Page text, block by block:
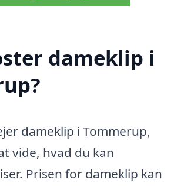
dameklip i
dameklip i Tommerup,
vide, hvad du kan
Prisen for dameklip kan